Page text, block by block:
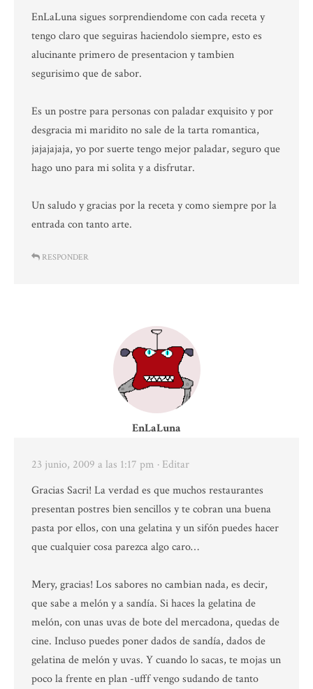
EnLaLuna sigues sorprendiendome con cada receta y
tengo claro que seguiras haciendolo siempre, esto es
alucinante primero de presentacion y tambien
segurisimo que de sabor.
Es un postre para personas con paladar exquisito y por
desgracia mi maridito no sale de la tarta romantica,
jajajajaja, yo por suerte tengo mejor paladar, seguro que
hago uno para mi solita y a disfrutar.
Un saludo y gracias por la receta y como siempre por la
entrada con tanto arte.
RESPONDER
EnLaLuna
23 junio, 2009 a las 1:17 pm · Editar
Gracias Sacri! La verdad es que muchos restaurantes
presentan postres bien sencillos y te cobran una buena
pasta por ellos, con una gelatina y un sifón puedes hacer
que cualquier cosa parezca algo caro…
Mery, gracias! Los sabores no cambian nada, es decir,
que sabe a melón y a sandía. Si haces la gelatina de
melón, con unas uvas de bote del mercadona, quedas de
cine. Incluso puedes poner dados de sandía, dados de
gelatina de melón y uvas. Y cuando lo sacas, te mojas un
poco la frente en plan -ufff vengo sudando de tanto